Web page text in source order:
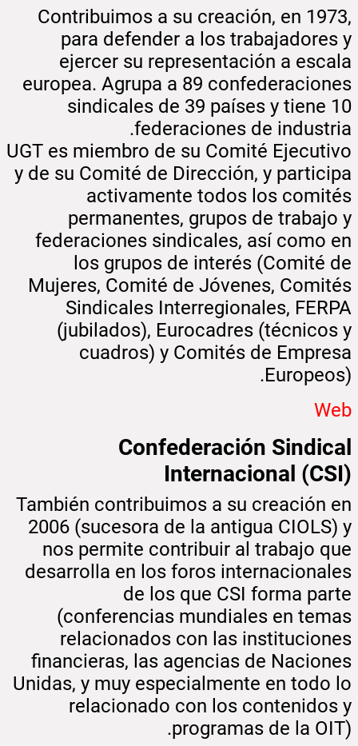
Contribuimos a su creación, en 1973,
para defender a los trabajadores y
ejercer su representación a escala
europea. Agrupa a 89 confederaciones
sindicales de 39 países y tiene 10
federaciones de industria.
UGT es miembro de su Comité Ejecutivo
y de su Comité de Dirección, y participa
activamente todos los comités
permanentes, grupos de trabajo y
federaciones sindicales, así como en
los grupos de interés (Comité de
Mujeres, Comité de Jóvenes, Comités
Sindicales Interregionales, FERPA
(jubilados), Eurocadres (técnicos y
cuadros) y Comités de Empresa
Europeos).
Web
Confederación Sindical
Internacional (CSI)
También contribuimos a su creación en
2006 (sucesora de la antigua CIOLS) y
nos permite contribuir al trabajo que
desarrolla en los foros internacionales
de los que CSI forma parte
(conferencias mundiales en temas
relacionados con las instituciones
financieras, las agencias de Naciones
Unidas, y muy especialmente en todo lo
relacionado con los contenidos y
programas de la OIT).